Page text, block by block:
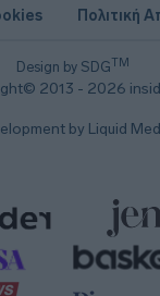
Design by SDGTM
2013 - 2026
Πολιτική
by Liquid